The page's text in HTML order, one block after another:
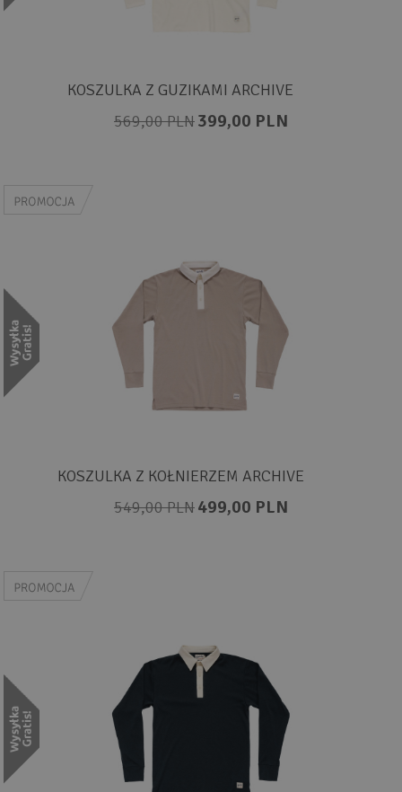
KOSZULKA Z GUZIKAMI ARCHIVE
569,00 PLN399,00 PLN
KOSZULKA Z KOŁNIERZEM ARCHIVE
549,00 PLN499,00 PLN